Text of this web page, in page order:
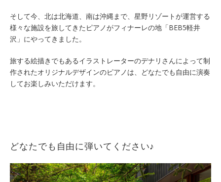
そして今、北は北海道、南は沖縄まで、星野リゾートが運営する
様々な施設を旅してきたピアノがフィナーレの地「BEB5軽井
沢」にやってきました。
旅する絵描きでもあるイラストレーターのデナリさんによって制
作されたオリジナルデザインのピアノは、どなたでも自由に演奏
してお楽しみいただけます。
どなたでも自由に弾いてください♪